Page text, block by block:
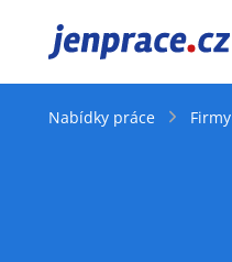
JenPráce.cz
Nabídky práce Firmy